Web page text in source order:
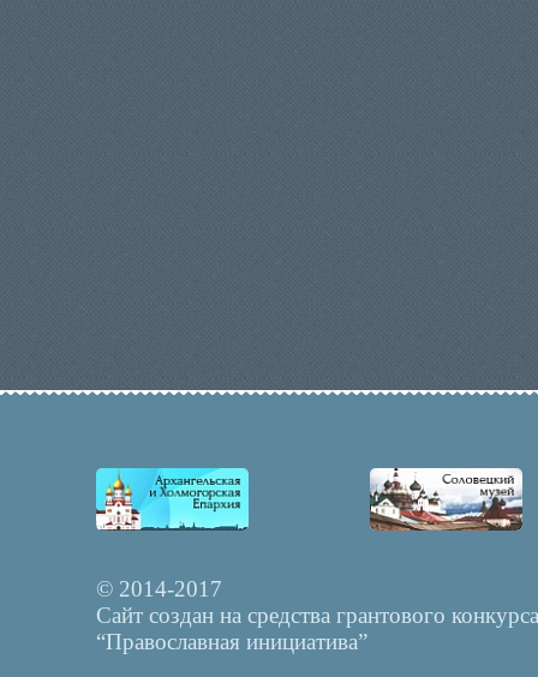
© 2014-2017
Сайт создан на средства грантового конкурса
“Православная инициатива”